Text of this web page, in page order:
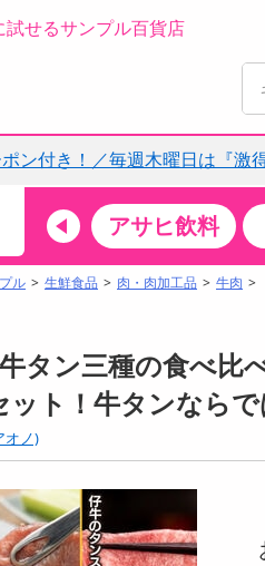
せるサンプル百貨店
ン付き！／毎週木曜日は『激
カテゴリ すべ
ツ
品
食品 アサヒ飲料
ル 生鮮食品 肉・肉加工品 牛肉
牛タン三種の食べ
ット！牛タンなら
オノ)
日12時00分 ～
0
】クリップ式防水センサ
ライト
ルド